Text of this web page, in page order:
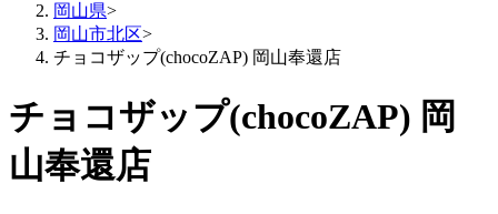
岡山県>
岡山市北区>
チョコザップ(chocoZAP) 岡山奉還店
チョコザップ(chocoZAP) 岡
山奉還店